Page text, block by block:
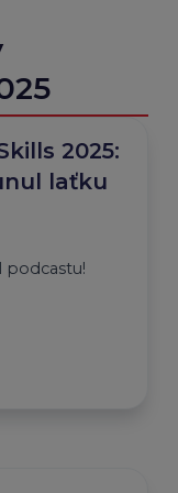
2025:
laťku
podcastu!